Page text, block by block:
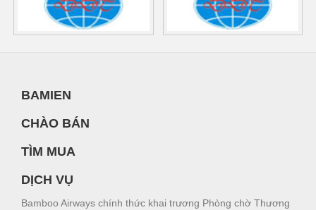
BAMIEN
CHÀO BÁN
TÌM MUA
DỊCH VỤ
Bamboo Airways chính thức khai trương Phòng chờ Thương